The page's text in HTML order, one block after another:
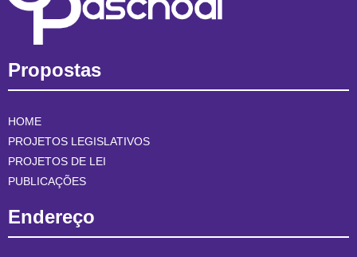
Propostas
HOME
PROJETOS LEGISLATIVOS
PROJETOS DE LEI
PUBLICAÇÕES
Endereço